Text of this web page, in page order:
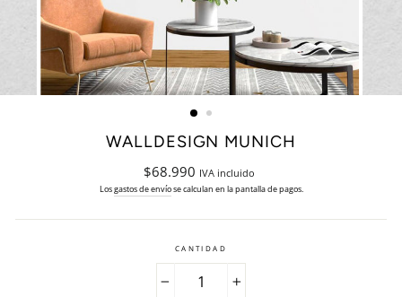
WALLDESIGN MUNICH
Precio
habitual
$68.990 IVA incluido
Losgastos de envíose calculan en la pantalla de pagos.
CANTIDAD